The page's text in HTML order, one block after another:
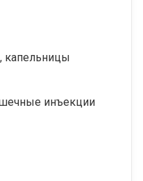
капельницы
инъекции